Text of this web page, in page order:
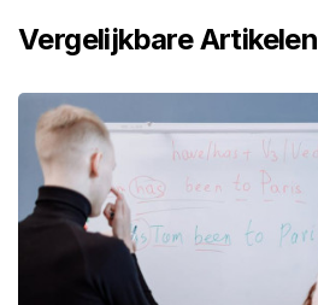
Vergelijkbare Artikelen